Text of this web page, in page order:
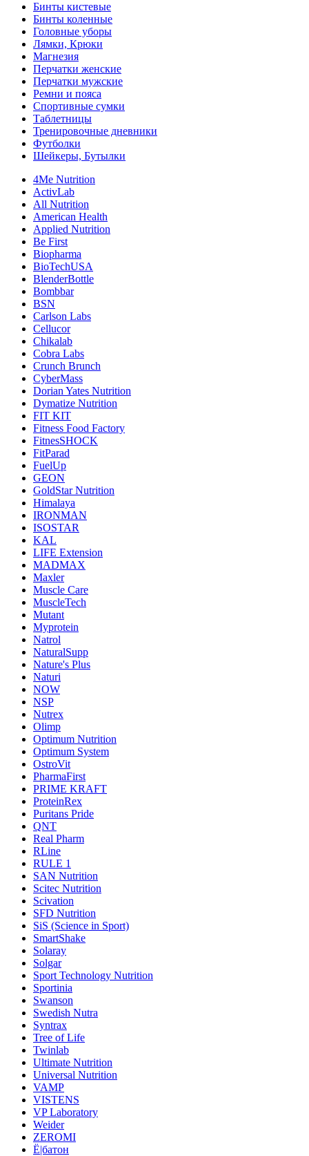
Бинты кистевые
Бинты коленные
Головные уборы
Лямки, Крюки
Магнезия
Перчатки женские
Перчатки мужские
Ремни и пояса
Спортивные сумки
Таблетницы
Тренировочные дневники
Футболки
Шейкеры, Бутылки
4Me Nutrition
ActivLab
All Nutrition
American Health
Applied Nutrition
Be First
Biopharma
BioTechUSA
BlenderBottle
Bombbar
BSN
Carlson Labs
Cellucor
Chikalab
Cobra Labs
Crunch Brunch
CyberMass
Dorian Yates Nutrition
Dymatize Nutrition
FIT KIT
Fitness Food Factory
FitnesSHOCK
FitParad
FuelUp
GEON
GoldStar Nutrition
Himalaya
IRONMAN
ISOSTAR
KAL
LIFE Extension
MADMAX
Maxler
Muscle Care
MuscleTech
Mutant
Myprotein
Natrol
NaturalSupp
Nature's Plus
Naturi
NOW
NSP
Nutrex
Olimp
Optimum Nutrition
Optimum System
OstroVit
PharmaFirst
PRIME KRAFT
ProteinRex
Puritans Pride
QNT
Real Pharm
RLine
RULE 1
SAN Nutrition
Scitec Nutrition
Scivation
SFD Nutrition
SiS (Science in Sport)
SmartShake
Solaray
Solgar
Sport Technology Nutrition
Sportinia
Swanson
Swedish Nutra
Syntrax
Tree of Life
Twinlab
Ultimate Nutrition
Universal Nutrition
VAMP
VISTENS
VP Laboratory
Weider
ZEROMI
Ё|батон